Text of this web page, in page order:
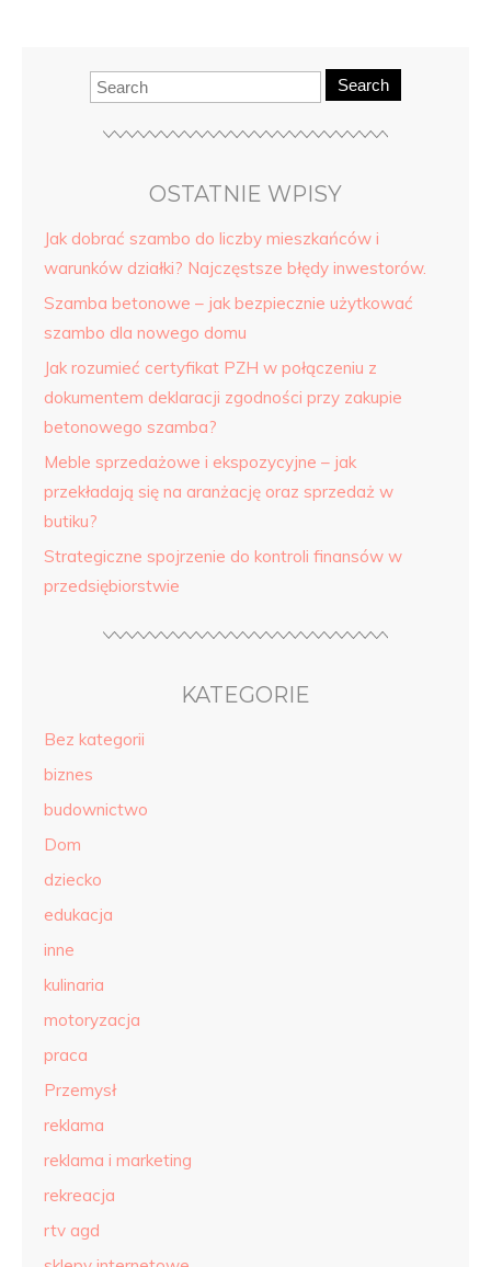
Search
OSTATNIE WPISY
Jak dobrać szambo do liczby mieszkańców i
warunków działki? Najczęstsze błędy inwestorów.
Szamba betonowe – jak bezpiecznie użytkować
szambo dla nowego domu
Jak rozumieć certyfikat PZH w połączeniu z
dokumentem deklaracji zgodności przy zakupie
betonowego szamba?
Meble sprzedażowe i ekspozycyjne – jak
przekładają się na aranżację oraz sprzedaż w
butiku?
Strategiczne spojrzenie do kontroli finansów w
przedsiębiorstwie
KATEGORIE
Bez kategorii
biznes
budownictwo
Dom
dziecko
edukacja
inne
kulinaria
motoryzacja
praca
Przemysł
reklama
reklama i marketing
rekreacja
rtv agd